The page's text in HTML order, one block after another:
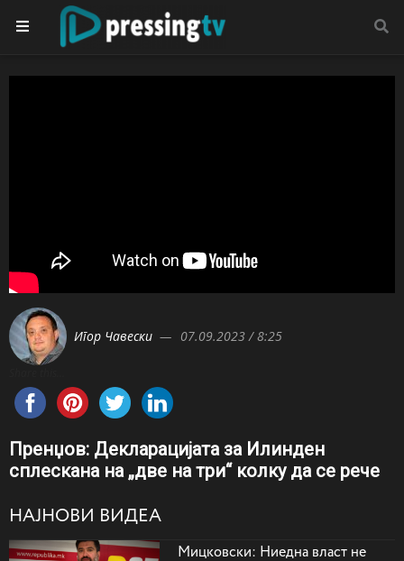
Игор Чавески 07.09.2023 / 8:25
Пренџов: Декларацијата за Илинден
сплескана на „две на три“ колку да се рече
НАЈНОВИ ВИДЕА
Мицковски: Ниедна власт не